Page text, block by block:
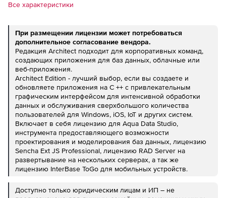
Все характеристики
При размещении лицензии может потребоваться
дополнительное согласование вендора.
Редакция Architect подходит для корпоративных команд,
создающих приложения для баз данных, облачные или
веб-приложения.
Architect Edition - лучший выбор, если вы создаете и
обновляете приложения на C ++ с привлекательным
графическим интерфейсом для интенсивной обработки
данных и обслуживания сверхбольшого количества
пользователей для Windows, iOS, IoT и других систем.
Включает в себя лицензию для Aqua Data Studio,
инструмента предоставляющего возможности
проектирования и моделирования баз данных, лицензию
Sencha Ext JS Professional, лицензию RAD Server на
развертывание на нескольких серверах, а так же
лицензию InterBase ToGo для мобильных устройств.
Доступно только юридическим лицам и ИП – не